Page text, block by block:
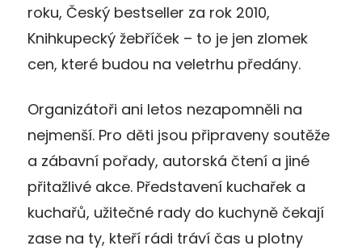
roku, Český bestseller za rok 2010,
Knihkupecký žebříček – to je jen zlomek
cen, které budou na veletrhu předány.
Organizátoři ani letos nezapomněli na
nejmenší. Pro děti jsou připraveny soutěže
a zábavní pořady, autorská čtení a jiné
přitažlivé akce. Představení kuchařek a
kuchařů, užitečné rady do kuchyně čekají
zase na ty, kteří rádi tráví čas u plotny